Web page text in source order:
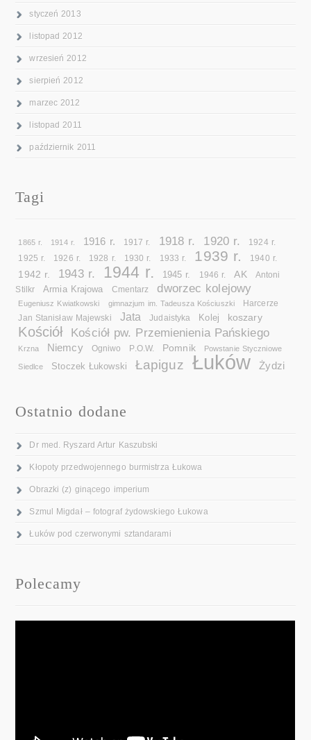
styczeń 2013
listopad 2012
wrzesień 2012
sierpień 2012
marzec 2012
listopad 2011
październik 2011
Tagi
1865 r. 1914 r. 1916 r. 1917 r. 1918 r. 1920 r. 1924 r.
1925 r. 1926 r. 1928 r. 1930 r. 1933 r. 1939 r. 1940 r.
1942 r. 1943 r. 1944 r. 1945 r. 1946 r. AK
Antoni
Stilkr
Armia Krajowa Cmentarz dworzec kolejowy
Eugeniusz Kwiatkowski gimnazjum im. Tadeusza Kościuszki Harcerze
Jan Stanisław Majewski Jata Judaistyka Kolej koszary
Kościół Kościół pw. Przemienienia Pańskiego
Krzna Niemcy Ogniwo P.O.W. Pomnik Powstanie Styczniowe
Siedlce Stoczek Łukowski Łapiguz Łuków Żydzi
Ostatnio dodane
Dr med. Ryszard Artur Kaszubski
Kłopoty przedwojennego burmistrza Łukowa
Obrazki (z) ginącego imperium
Szmul Migdał – fotograf żydowskiego Łukowa
Łuków pod czerwonymi sztandarami
Polecamy